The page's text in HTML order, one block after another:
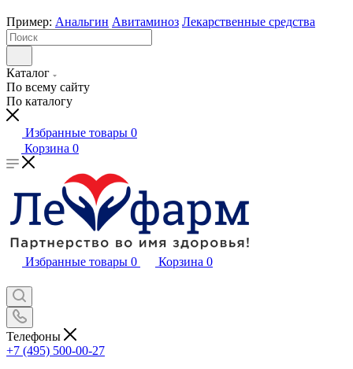
Пример: Анальгин Авитаминоз Лекарственные средства
Каталог
По всему сайту
По каталогу
Избранные товары 0
Корзина 0
Избранные товары 0 Корзина 0
Телефоны
+7 (495) 500-00-27